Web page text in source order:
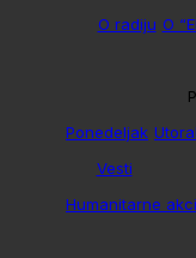
O radiju O
Ponedeljak
Vesti
Humanitarne